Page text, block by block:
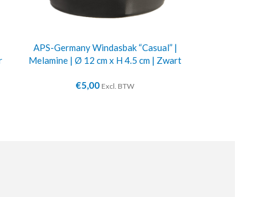
APS-Germany Windasbak “Casual” |
Melamine | Ø 12 cm x H 4.5 cm | Zwart
€5,00 Excl. BTW